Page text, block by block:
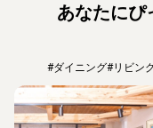
あなたにぴ
#ダイニング#リビン